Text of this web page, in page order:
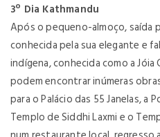
3º Dia Kathmandu
Após o pequeno-almoço, saída
conhecida pela sua elegante e
indígena, conhecida como a
podem encontrar inúmeras
para o Palácio das 55 Janelas, a
Templo de Siddhi Laxmi e o